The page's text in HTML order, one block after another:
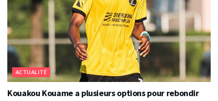
ACTUALITÉ
Kouakou Kouame a plusieurs options pour rebondir